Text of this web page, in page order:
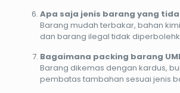
Apa saja jenis barang yang
Barang mudah terbakar, bahan
dan barang ilegal tidak
Bagaimana packing barang
Barang dikemas dengan kardus,
pembatas tambahan sesuai jenis